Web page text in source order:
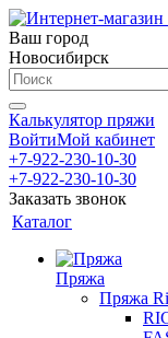
Ваш город
Новосибирск
Калькулятор пряжи
ВойтиМой кабинет
+7-922-230-10-30
+7-922-230-10-30
Заказать звонок
Каталог
Пряжа
Пряжа